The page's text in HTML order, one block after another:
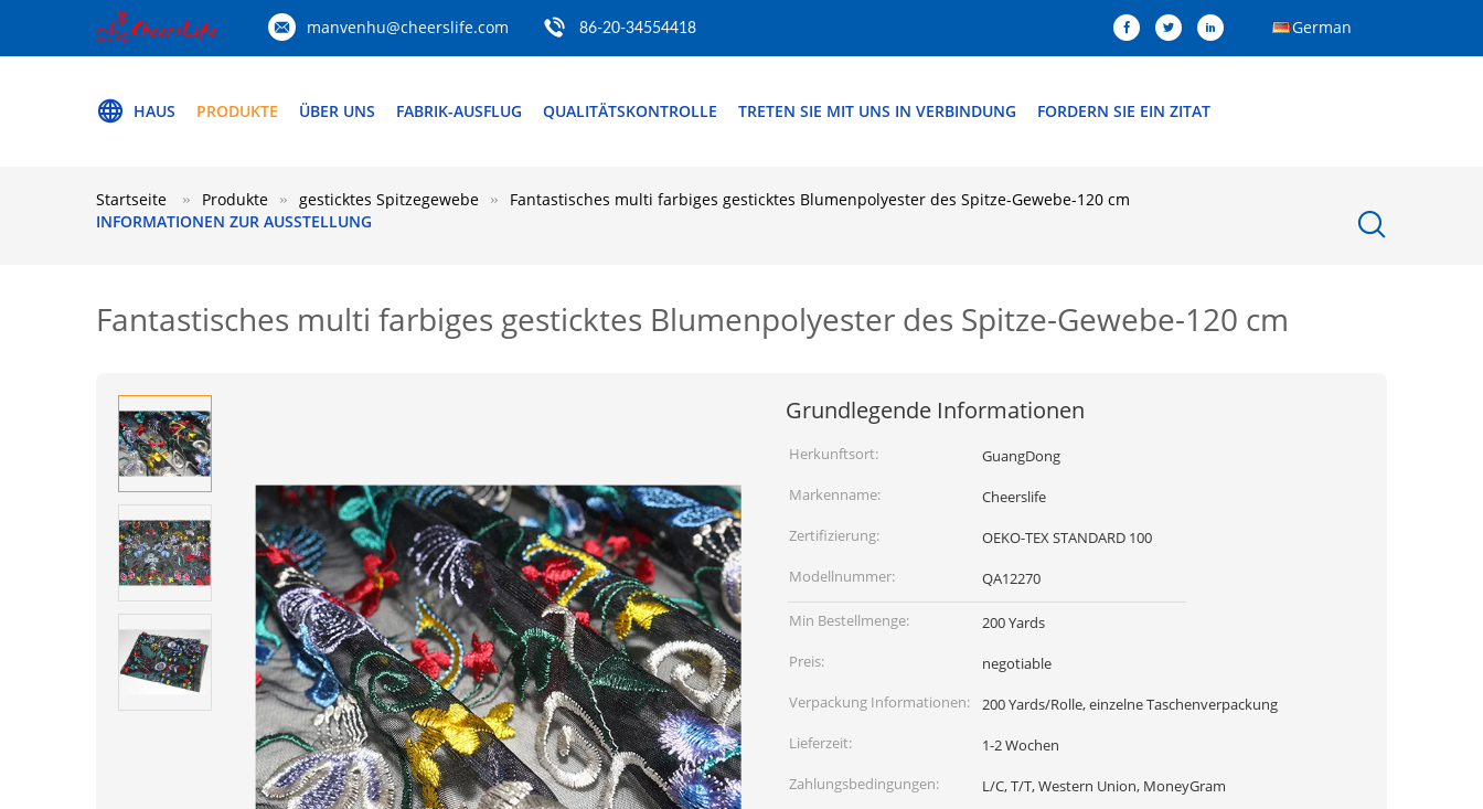
manvenhu@cheerslife.com 86-20-34554418 German
HAUS PRODUKTE ÜBER UNS FABRIK-AUSFLUG QUALITÄTSKONTROLLE TRETEN SIE MIT UNS IN VERBINDUNG FORDERN SIE EIN ZITAT
INFORMATIONEN ZUR AUSSTELLUNG
Startseite Produkte gesticktes Spitzegewebe Fantastisches multi farbiges gesticktes Blumenpolyester des Spitze-Gewebe-120 cm
Fantastisches multi farbiges gesticktes Blumenpolyester des Spitze-Gewebe-120 cm
Grundlegende Informationen
Herkunftsort:
GuangDong
Markenname:
Cheerslife
Zertifizierung:
OEKO-TEX STANDARD 100
Modellnummer:
QA12270
Min Bestellmenge:
200 Yards
Preis:
negotiable
Verpackung Informationen:
200 Yards/Rolle, einzelne Taschenverpackung
Lieferzeit:
1-2 Wochen
Zahlungsbedingungen:
L/C, T/T, Western Union, MoneyGram